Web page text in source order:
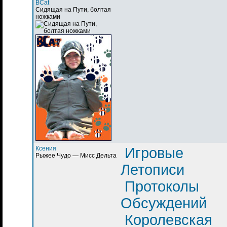
BCat
Сидящая на Пути, болтая
ножками
Ксения
Рыжее Чудо — Мисс Дельта
Игровые
Летописи
Протоколы
Обсуждений
Королевская